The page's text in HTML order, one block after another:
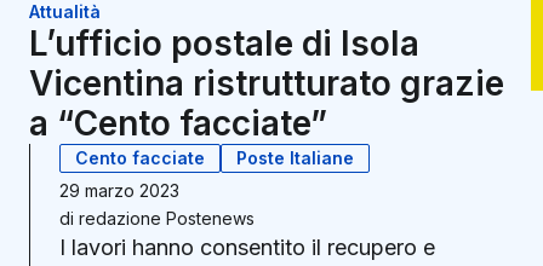
Attualità
L’ufficio postale di Isola
Vicentina ristrutturato grazie
a “Cento facciate”
Cento facciate
Poste Italiane
29 marzo 2023
di redazione Postenews
I lavori hanno consentito il recupero e